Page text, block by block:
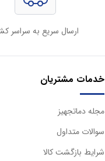
ارسال سریع به سراسر
خدمات مشتریان
مجله دماتجهیز
سوالات متداول
شرایط بازگشت کالا